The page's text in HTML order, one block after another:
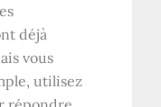
déjà
vous
utilisez